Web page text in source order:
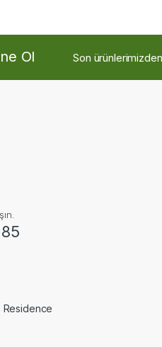
Ol Son
Residence